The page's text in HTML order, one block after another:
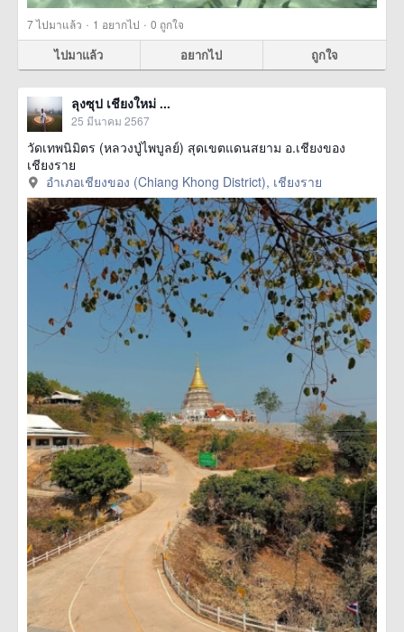
7ไปมาแล้ว · 1 อยากไป · 0 ถูกใจ
ไปมาแล้ว อยากไป ถูกใจ
ลุงซุป เชียงใหม่ ...
25 มีนาคม 2567
วัดเทพนิมิตร (หลวงปู่ไพบูลย์) สุดเขตแดนสยาม อ.เชียงของ
เชียงราย
อำเภอเชียงของ (Chiang Khong District), เชียงราย